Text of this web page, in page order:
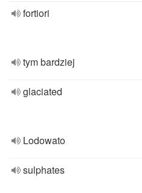
fortiori
tym bardziej
glaciated
Lodowato
sulphates